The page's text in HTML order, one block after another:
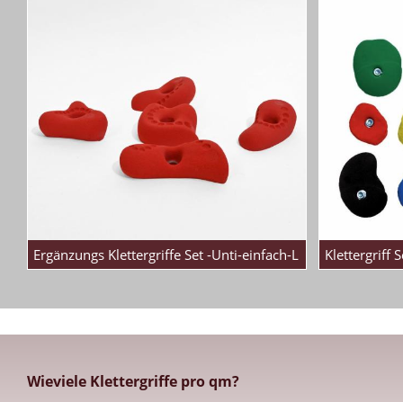
Ergänzungs Klettergriffe Set -Unti-einfach-L Klettergriff
Wieviele Klettergriffe pro qm?